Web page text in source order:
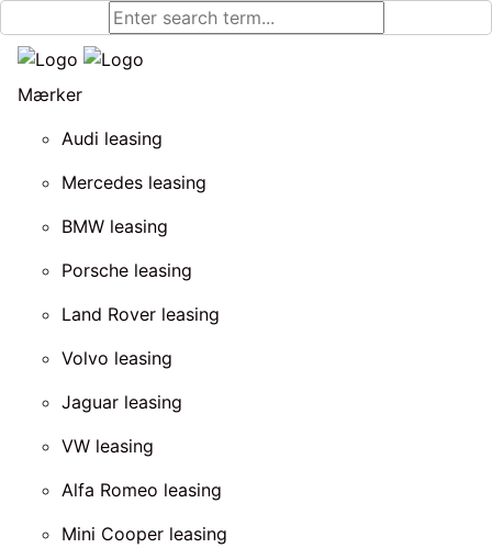
Mærker
Audi leasing
Mercedes leasing
BMW leasing
Porsche leasing
Land Rover leasing
Volvo leasing
Jaguar leasing
VW leasing
Alfa Romeo leasing
Mini Cooper leasing